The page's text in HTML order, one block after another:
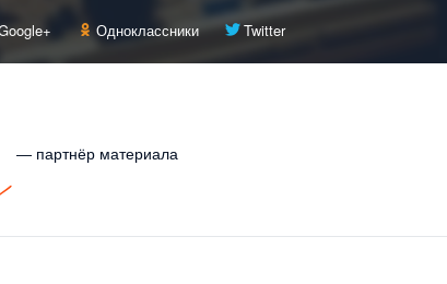
Одноклассники Twitter
— партнёр материала